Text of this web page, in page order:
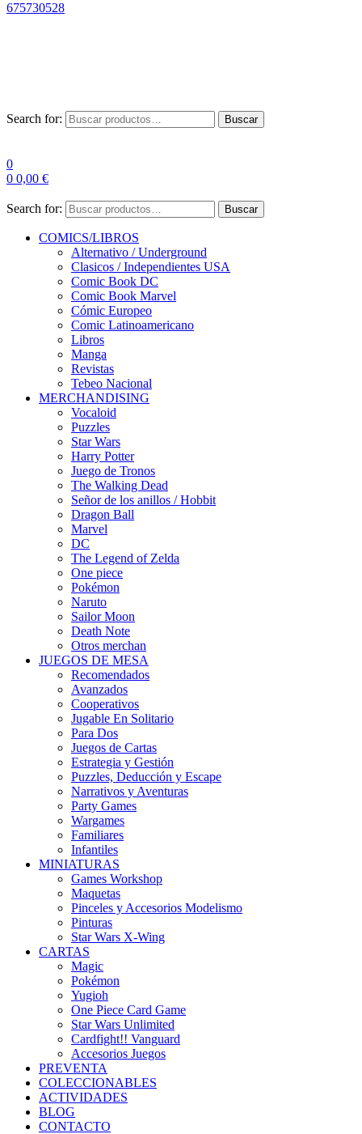
675730528
Search for: Buscar
0
0 0,00 €
Search for: Buscar
COMICS/LIBROS
Alternativo / Underground
Clasicos / Independientes USA
Comic Book DC
Comic Book Marvel
Cómic Europeo
Comic Latinoamericano
Libros
Manga
Revistas
Tebeo Nacional
MERCHANDISING
Vocaloid
Puzzles
Star Wars
Harry Potter
Juego de Tronos
The Walking Dead
Señor de los anillos / Hobbit
Dragon Ball
Marvel
DC
The Legend of Zelda
One piece
Pokémon
Naruto
Sailor Moon
Death Note
Otros merchan
JUEGOS DE MESA
Recomendados
Avanzados
Cooperativos
Jugable En Solitario
Para Dos
Juegos de Cartas
Estrategia y Gestión
Puzzles, Deducción y Escape
Narrativos y Aventuras
Party Games
Wargames
Familiares
Infantiles
MINIATURAS
Games Workshop
Maquetas
Pinceles y Accesorios Modelismo
Pinturas
Star Wars X-Wing
CARTAS
Magic
Pokémon
Yugioh
One Piece Card Game
Star Wars Unlimited
Cardfight!! Vanguard
Accesorios Juegos
PREVENTA
COLECCIONABLES
ACTIVIDADES
BLOG
CONTACTO